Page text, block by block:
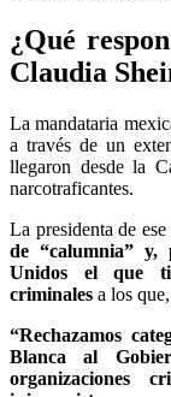
¿Qué
Claudia
La mandataria
a través de un
llegaron desde la
narcotraficantes.
La presidenta de ese
de “calumnia” y,
Unidos el que
criminales a los
“Rechazamos
Blanca al
organizaciones